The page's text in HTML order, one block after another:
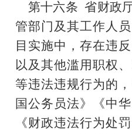
第十六条 省财政
管部门 及其工作人
目实施中，存在违
以及其他滥用职权
等违法违规行为的
国公务员法》《中
《财政违法行为处